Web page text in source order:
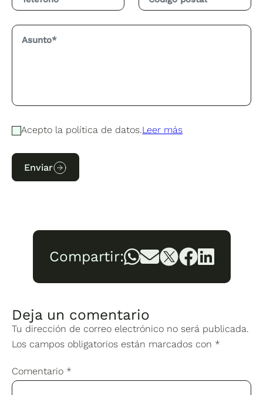
Acepto la política de datos.Leer más
Enviar
Compartir:
Deja un comentario
Tu dirección de correo electrónico no será publicada.
Los campos obligatorios están marcados con *
Comentario *